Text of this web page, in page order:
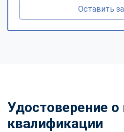
Оставить
Удостоверение
квалификации